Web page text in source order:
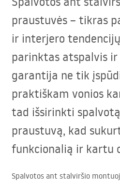
praustuvės – tikras
ir interjero
parinktas atspalvis
garantija ne tik
praktiškam vonios
tad išsirinkti
praustuvą, kad
funkcionalią ir kartu
Spalvotos ant stalviršio